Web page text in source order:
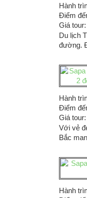
Hành
Điểm
Giá tour:
Du lịch
đường.
Hành
Điểm
Giá tour:
Với vẻ
Bắc
Hành